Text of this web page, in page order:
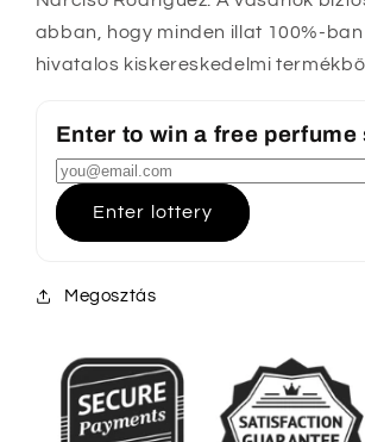
abban, hogy minden illat 100%-
hivatalos kiskereskedelmi
Enter to win a free perfume
Enter lottery
Megosztás